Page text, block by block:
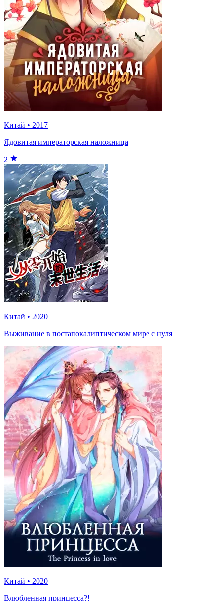
Китай • 2017
Ядовитая императорская наложница
2
Китай • 2020
Выживание в постапокалиптическом мире с нуля
Китай • 2020
Влюбленная принцесса?!